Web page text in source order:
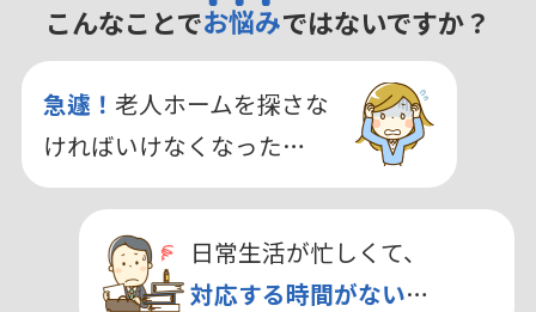
こんなことでお悩みではないですか？
急遽！ 老人ホームを探さな
ければいけなくなった…
日常生活が忙しくて、
対応する時間がない…